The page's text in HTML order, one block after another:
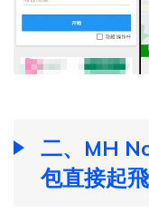
二、MH
包直接起飛